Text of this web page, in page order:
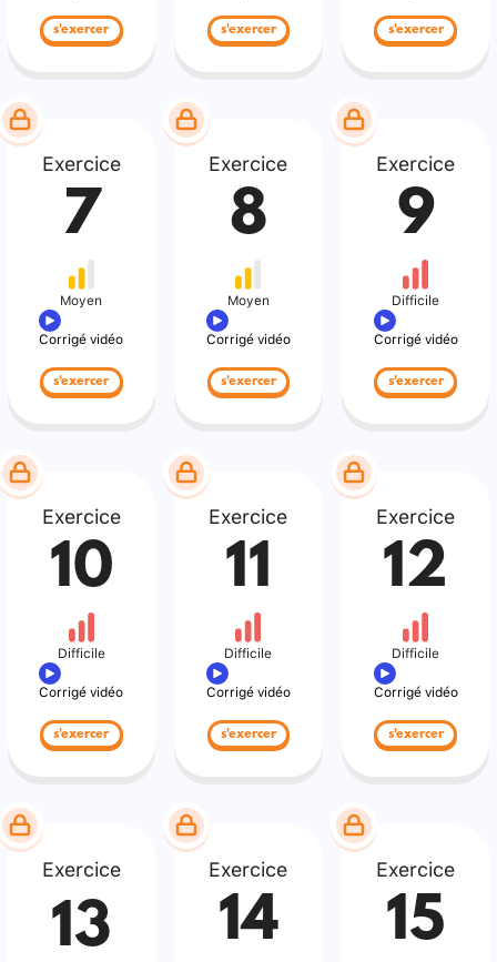
s'exercer s'exercer s'exercer
Exercice
7
Moyen
Corrigé vidéo
s'exercer
Exercice
8
Moyen
Corrigé vidéo
s'exercer
Exercice
9
Difficile
Corrigé vidéo
s'exercer
Exercice
10
Difficile
Corrigé vidéo
s'exercer
Exercice
11
Difficile
Corrigé vidéo
s'exercer
Exercice
12
Difficile
Corrigé vidéo
s'exercer
Exercice
13
Exercice
14
Exercice
15